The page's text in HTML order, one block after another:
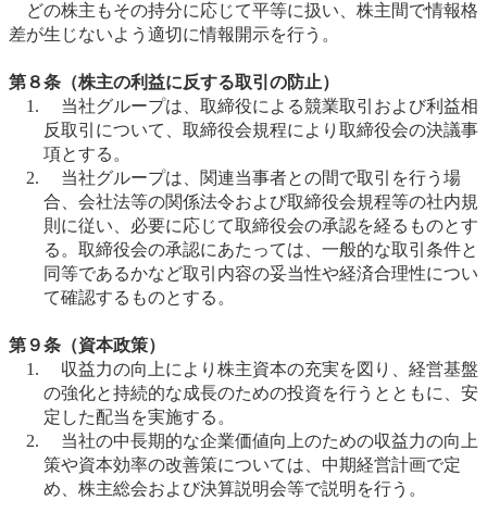
どの株主もその持分に応じて平等に扱い、株主間で情報格
差が生じないよう適切に情報開示を行う。
第８条（株主の利益に反する取引の防止）
当社グループは、取締役による競業取引および利益相
反取引について、取締役会規程により取締役会の決議事
項とする。
当社グループは、関連当事者との間で取引を行う場
合、会社法等の関係法令および取締役会規程等の社内規
則に従い、必要に応じて取締役会の承認を経るものとす
る。取締役会の承認にあたっては、一般的な取引条件と
同等であるかなど取引内容の妥当性や経済合理性につい
て確認するものとする。
第９条（資本政策）
収益力の向上により株主資本の充実を図り、経営基盤
の強化と持続的な成長のための投資を行うとともに、安
定した配当を実施する。
当社の中長期的な企業価値向上のための収益力の向上
策や資本効率の改善策については、中期経営計画で定
め、株主総会および決算説明会等で説明を行う。